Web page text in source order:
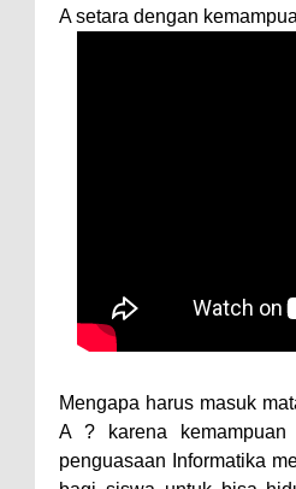
A setara dengan
Mengapa harus masuk
A ? karena
penguasaan Informatika